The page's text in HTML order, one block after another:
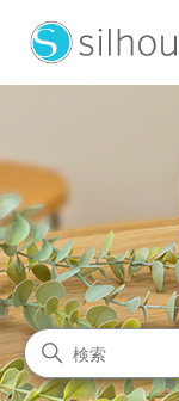
シルエッ
検索